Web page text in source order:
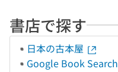
書店で探す
日本の古本屋
Google Book Search